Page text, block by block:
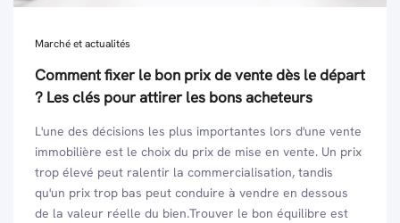
Marché et actualités
Comment fixer le bon prix de vente dès le départ
? Les clés pour attirer les bons acheteurs
L'une des décisions les plus importantes lors d'une vente
immobilière est le choix du prix de mise en vente. Un prix
trop élevé peut ralentir la commercialisation, tandis
qu'un prix trop bas peut conduire à vendre en dessous
de la valeur réelle du bien.Trouver le bon équilibre est